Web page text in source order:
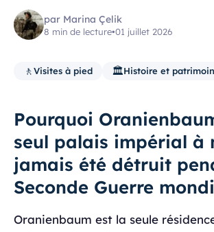
par Marina Çelik
8 min de lecture•01 juillet 2026
🚶Visites à pied 🏛️Histoire et
Pourquoi
seul palais impérial à
jamais été détruit
Seconde Guerre
Oranienbaum est la seule